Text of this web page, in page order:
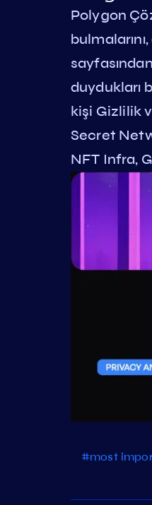
Polygon
duydukları
kişi Gizlilik
Secret
NFT Infra,
#most